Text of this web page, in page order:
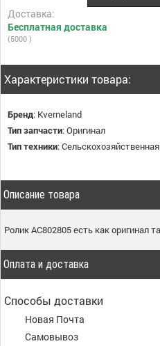
Доставка:
Бесплатная доставка
(5000 )
Характеристики товара:
Бренд: Kverneland
Тип запчасти:Оригинал
Тип техники:
Описание товара
Ролик AC802805 есть как оригинал
Оплата и доставка
Способы доставки
Новая Почта
Самовывоз